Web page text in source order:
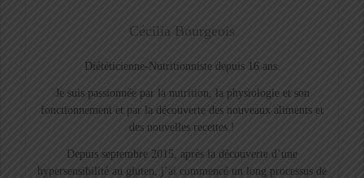
Cécilia Bourgeois
Diététicienne-Nutritionniste depuis 16 ans.
Je suis passionnée par la nutrition, la physiologie et son
fonctionnement et par la découverte des nouveaux aliments et
des nouvelles recettes !
Depuis septembre 2015, après la découverte d’une
hypersensibilité au gluten, j’ai commencé un long processus de